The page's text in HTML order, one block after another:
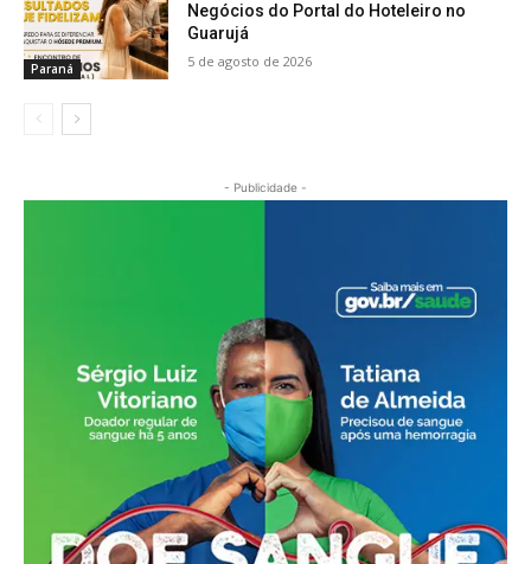
Paraná
Negócios do Portal do Hoteleiro no
Guarujá
5 de agosto de 2026
- Publicidade -